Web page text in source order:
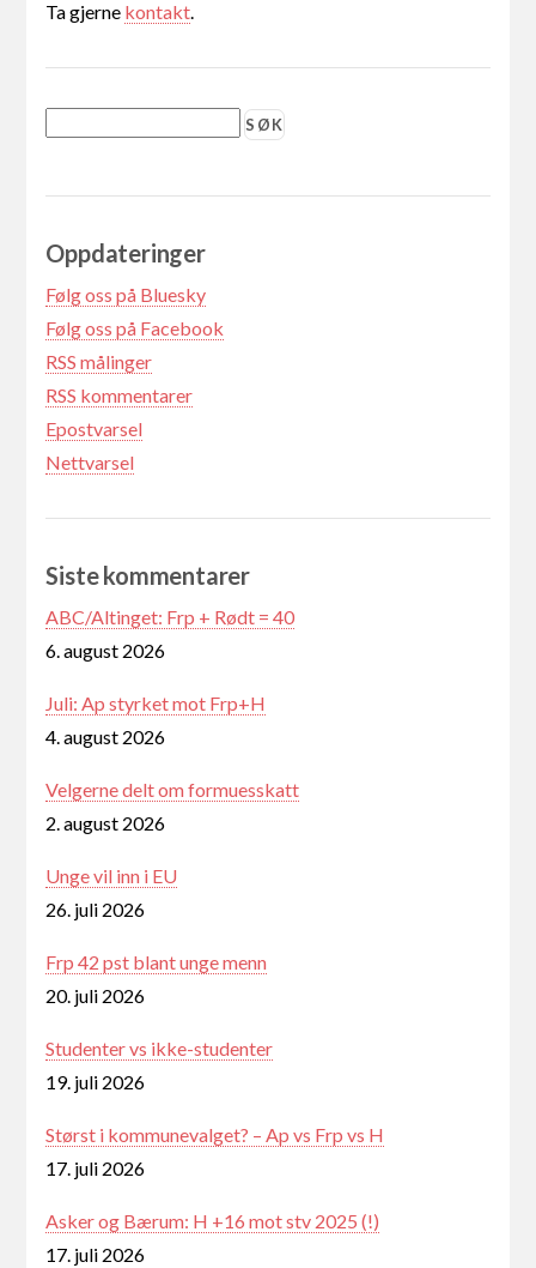
Ta gjerne kontakt.
Oppdateringer
Følg oss på Bluesky
Følg oss på Facebook
RSS målinger
RSS kommentarer
Epostvarsel
Nettvarsel
Siste kommentarer
ABC/Altinget: Frp + Rødt = 40
6. august 2026
Juli: Ap styrket mot Frp+H
4. august 2026
Velgerne delt om formuesskatt
2. august 2026
Unge vil inn i EU
26. juli 2026
Frp 42 pst blant unge menn
20. juli 2026
Studenter vs ikke-studenter
19. juli 2026
Størst i kommunevalget? – Ap vs Frp vs H
17. juli 2026
Asker og Bærum: H +16 mot stv 2025 (!)
17. juli 2026